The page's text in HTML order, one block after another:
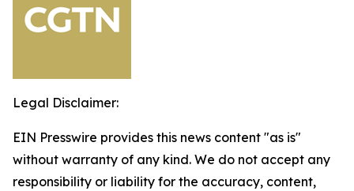
Legal Disclaimer:
EIN Presswire provides this news content "as is"
without warranty of any kind. We do not accept any
responsibility or liability for the accuracy, content,